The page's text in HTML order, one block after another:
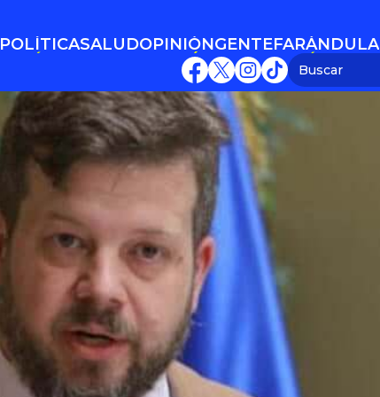
POLÍTICASALUDOPINIÓN
OPINIÓN
GENTE
GENTE
FARÁNDULA
FARÁNDULA